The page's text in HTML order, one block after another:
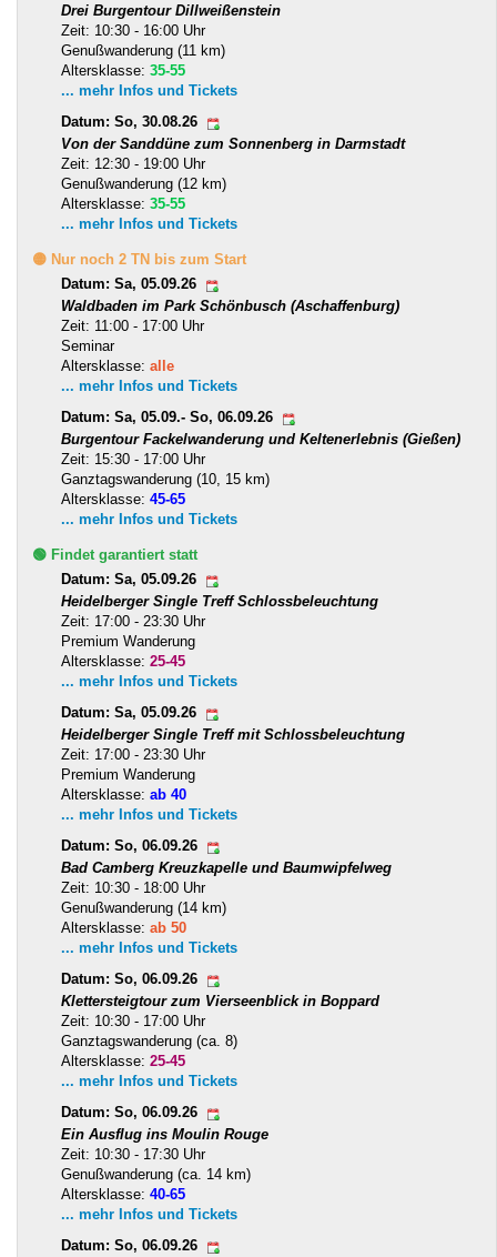
Drei Burgentour Dillweißenstein
Zeit: 10:30 - 16:00 Uhr
Genußwanderung (11 km)
Altersklasse: 35-55
... mehr Infos und Tickets
Datum: So, 30.08.26
Von der Sanddüne zum Sonnenberg in Darmstadt
Zeit: 12:30 - 19:00 Uhr
Genußwanderung (12 km)
Altersklasse: 35-55
... mehr Infos und Tickets
🟡 Nur noch 2 TN bis zum Start
Datum: Sa, 05.09.26
Waldbaden im Park Schönbusch (Aschaffenburg)
Zeit: 11:00 - 17:00 Uhr
Seminar
Altersklasse: alle
... mehr Infos und Tickets
Datum: Sa, 05.09.- So, 06.09.26
Burgentour Fackelwanderung und Keltenerlebnis (Gießen)
Zeit: 15:30 - 17:00 Uhr
Ganztagswanderung (10, 15 km)
Altersklasse: 45-65
... mehr Infos und Tickets
🟢 Findet garantiert statt
Datum: Sa, 05.09.26
Heidelberger Single Treff Schlossbeleuchtung
Zeit: 17:00 - 23:30 Uhr
Premium Wanderung
Altersklasse: 25-45
... mehr Infos und Tickets
Datum: Sa, 05.09.26
Heidelberger Single Treff mit Schlossbeleuchtung
Zeit: 17:00 - 23:30 Uhr
Premium Wanderung
Altersklasse: ab 40
... mehr Infos und Tickets
Datum: So, 06.09.26
Bad Camberg Kreuzkapelle und Baumwipfelweg
Zeit: 10:30 - 18:00 Uhr
Genußwanderung (14 km)
Altersklasse: ab 50
... mehr Infos und Tickets
Datum: So, 06.09.26
Klettersteigtour zum Vierseenblick in Boppard
Zeit: 10:30 - 17:00 Uhr
Ganztagswanderung (ca. 8)
Altersklasse: 25-45
... mehr Infos und Tickets
Datum: So, 06.09.26
Ein Ausflug ins Moulin Rouge
Zeit: 10:30 - 17:30 Uhr
Genußwanderung (ca. 14 km)
Altersklasse: 40-65
... mehr Infos und Tickets
Datum: So, 06.09.26